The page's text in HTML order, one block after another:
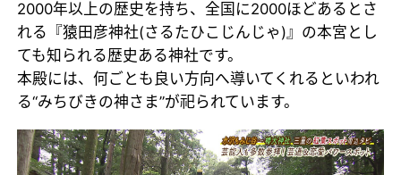
2000年以上の歴史を持ち、全国に2000ほどあるとさ
れる『猿田彦神社(さるたひこじんじゃ)』の本宮とし
ても知られる歴史ある神社です。
本殿には、何ごとも良い方向へ導いてくれるといわれ
る“みちびきの神さま”が祀られています。